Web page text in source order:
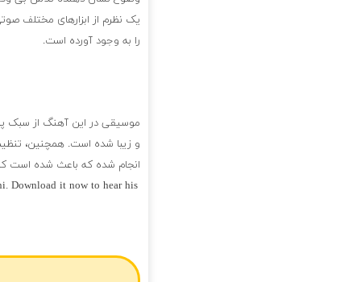
یک نظرم از ابزارهای مختلف
را به وجود آورده است.
موسیقی در این آهنگ از سبک
و زیبا شده است. همچنین،
انجام شده که باعث شده است
Download it now to hear his